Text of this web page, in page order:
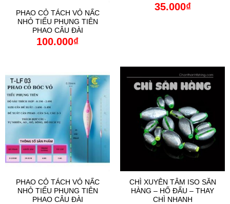
PHAO CỎ TÁCH VỎ NẤC
NHỎ TIỂU PHỤNG TIÊN
PHAO CÂU ĐÀI
100.000₫
35.000₫
PHAO CỎ TÁCH VỎ NẤC
NHỎ TIỂU PHỤNG TIÊN
PHAO CÂU ĐÀI
CHÌ XUYÊN TÂM ISO SĂN
HÀNG – HỐ ĐẤU – THAY
CHÌ NHANH